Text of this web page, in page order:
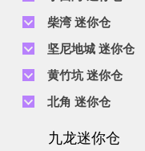
电话 :2111 1062
地址 : 柴湾新业街5
地址 : 柴湾新业街
柴湾 迷你仓
电话 :2194 0038
地址 : 柴湾祥利街7
地址 : 柴湾利众街
坚尼地城 迷你仓
电话 : 2623 0280
地址 : 坚尼地城士
黄竹坑 迷你仓
电话 :2680 9691
地址 : 黄竹坑道18
电话 :2116 8113
北角 迷你仓
地址 : 香港屈臣道
九龙迷你仓